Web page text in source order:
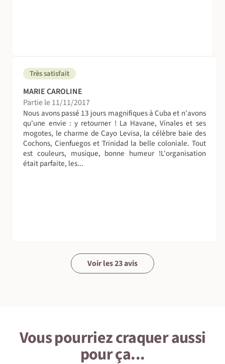
La réussite de tout voyage est un délicat mélange de
bonne humeur, de sentiments d'entraide et de
convivialité, d'esprit de découverte, de bonne volonté,
d'un respect des traditions locales. Et n’oubliez pas,
l'aventure est toujours faite d'imprévus ! Dans ces
moments là, adoptez la Nomade Attitude : patience,
sourire et tolérance...
Très satisfait
MARIE CAROLINE
Partie le 11/11/2017
Nous avons passé 13 jours magnifiques à Cuba et n'avons
qu'une envie : y retourner ! La Havane, Vinales et ses
mogotes, le charme de Cayo Levisa, la célèbre baie des
Cochons, Cienfuegos et Trinidad la belle coloniale. Tout
est couleurs, musique, bonne humeur !L'organisation
était parfaite, les...
Voir les 23 avis
Vous pourriez craquer aussi
pour ça...